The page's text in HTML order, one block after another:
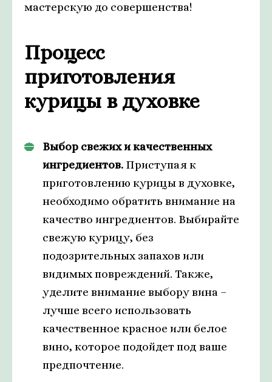
мастерскую до совершенства!
Процесс
приготовления
курицы в духовке
Выбор свежих и качественных
ингредиентов. Приступая к
приготовлению курицы в духовке,
необходимо обратить внимание на
качество ингредиентов. Выбирайте
свежую курицу, без
подозрительных запахов или
видимых повреждений. Также,
уделите внимание выбору вина –
лучше всего использовать
качественное красное или белое
вино, которое подойдет под ваше
предпочтение.